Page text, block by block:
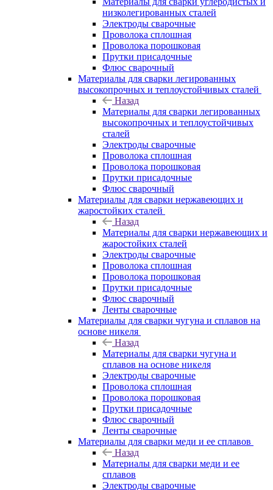
низколегированных сталей
Электроды сварочные
Проволока сплошная
Проволока порошковая
Прутки присадочные
Флюс сварочный
Материалы для сварки легированных
высокопрочных и теплоустойчивых сталей
Назад
Материалы для сварки легированных
высокопрочных и теплоустойчивых
сталей
Электроды сварочные
Проволока сплошная
Проволока порошковая
Прутки присадочные
Флюс сварочный
Материалы для сварки нержавеющих и
жаростойких сталей
Назад
Материалы для сварки нержавеющих и
жаростойких сталей
Электроды сварочные
Проволока сплошная
Проволока порошковая
Прутки присадочные
Флюс сварочный
Ленты сварочные
Материалы для сварки чугуна и сплавов на
основе никеля
Назад
Материалы для сварки чугуна и
сплавов на основе никеля
Электроды сварочные
Проволока сплошная
Проволока порошковая
Прутки присадочные
Флюс сварочный
Ленты сварочные
Материалы для сварки меди и ее сплавов
Назад
Материалы для сварки меди и ее
сплавов
Электроды сварочные